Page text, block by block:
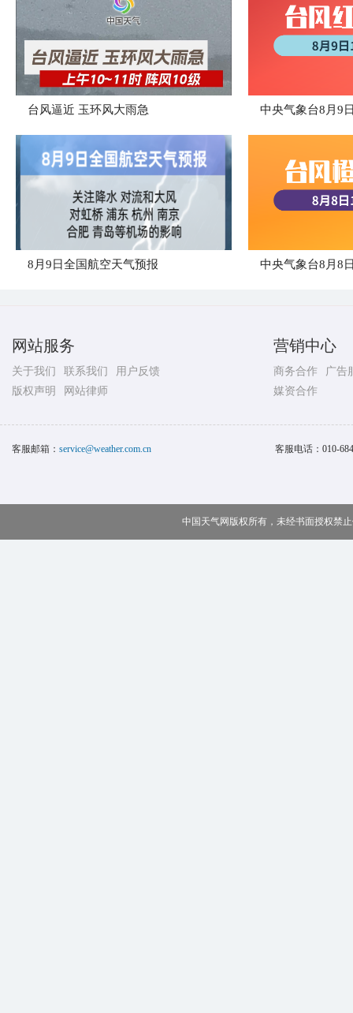
台风逼近 玉环风大雨急
8月9日全国航空天气预报
网站服务
关于我们 联系我们
用户反馈
版权声明
网站律师
营销中心
商务合作
广告
媒资合作
客服邮箱： service@weather.com.cn 客服电话： 010-
中国天气网版权所有，未经书面授权